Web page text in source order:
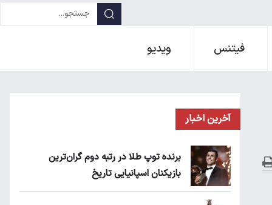
فیتنس ویدیو
آخرین اخبار
برنده توپ طلا در رتبه دوم گران‌ترین
بازیکنان اسپانیایی تاریخ